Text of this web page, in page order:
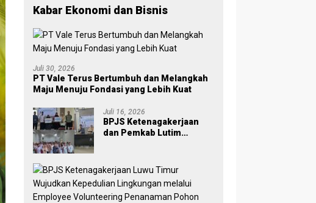
Partai,
Tujuan
Mensejaht
erakan
Kabar Ekonomi dan Bisnis
Juli 30, 2026
PT Vale Terus Bertumbuh dan Melangkah
Maju Menuju Fondasi yang Lebih Kuat
Juli 16, 2026
BPJS Ketenagakerjaan
dan Pemkab Lutim
Serahkan Manfaat JKM Rp
84 Juta